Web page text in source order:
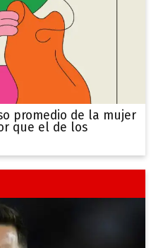
promedio de la mujer
que el de los